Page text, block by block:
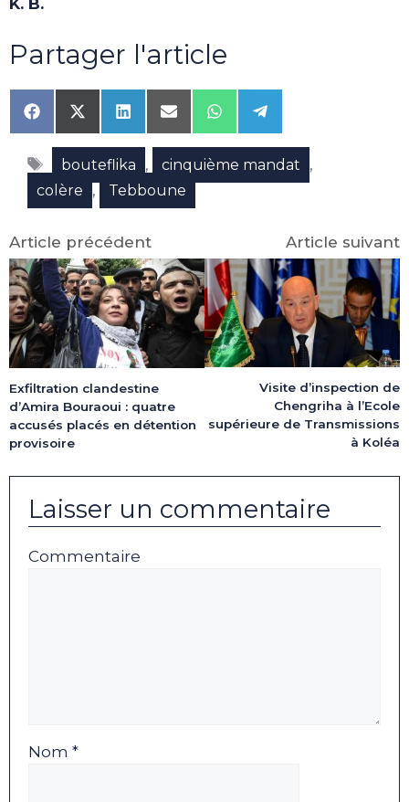
K. B.
Partager l'article
Share
on
Facebook
Share
on
X
(Twitter)
Share
on
LinkedIn
Share
on
Email
Share
on
WhatsApp
Share
on
Telegram
Étiquettes
bouteflika , cinquième mandat ,
colère , Tebboune
Article précédent
Exfiltration clandestine
d’Amira Bouraoui : quatre
accusés placés en détention
provisoire
Article suivant
Visite d’inspection de
Chengriha à l’Ecole
supérieure de Transmissions
à Koléa
Laisser un commentaire
Commentaire
Nom *